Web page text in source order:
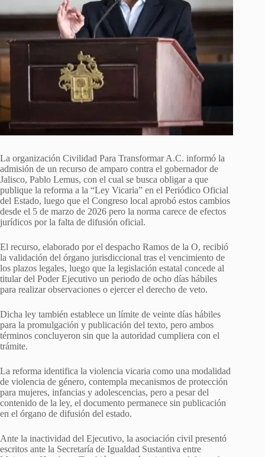
La organización Civilidad Para Transformar A.C. informó la
admisión de un recurso de amparo contra el gobernador de
Jalisco, Pablo Lemus, con el cual se busca obligar a que
publique la reforma a la “Ley Vicaria” en el Periódico Oficial
del Estado, luego que el Congreso local aprobó estos cambios
desde el 5 de marzo de 2026 pero la norma carece de efectos
jurídicos por la falta de difusión oficial.
El recurso, elaborado por el despacho Ramos de la O, recibió
la validación del órgano jurisdiccional tras el vencimiento de
los plazos legales, luego que la legislación estatal concede al
titular del Poder Ejecutivo un periodo de ocho días hábiles
para realizar observaciones o ejercer el derecho de veto.
Dicha ley también establece un límite de veinte días hábiles
para la promulgación y publicación del texto, pero ambos
términos concluyeron sin que la autoridad cumpliera con el
trámite.
La reforma identifica la violencia vicaria como una modalidad
de violencia de género, contempla mecanismos de protección
para mujeres, infancias y adolescencias, pero a pesar del
contenido de la ley, el documento permanece sin publicación
en el órgano de difusión del estado.
Ante la inactividad del Ejecutivo, la asociación civil presentó
escritos ante la Secretaría de Igualdad Sustantiva entre